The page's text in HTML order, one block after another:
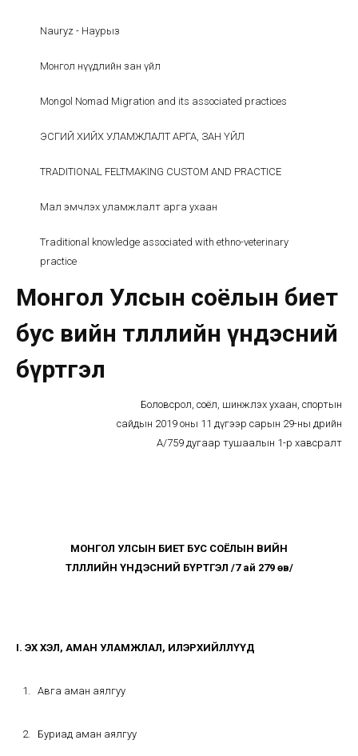
Nauryz - Наурыз
Монгол нүүдлийн зан үйл
Mongol Nomad Migration and its associated practices
ЭСГИЙ ХИЙХ УЛАМЖЛАЛТ АРГА, ЗАН ҮЙЛ
TRADITIONAL FELTMAKING CUSTOM AND PRACTICE
Мал эмчлэх уламжлалт арга ухаан
Traditional knowledge associated with ethno-veterinary
practice
Монгол Улсын соёлын биет
бус өвийн төлөөллийн үндэсний
бүртгэл
Боловсрол, соёл, шинжлэх ухаан, спортын
сайдын 2019 оны 11 дүгээр сарын 29-ны өдрийн
А/759 дугаар тушаалын 1-р хавсралт
МОНГОЛ УЛСЫН БИЕТ БУС СОЁЛЫН ӨВИЙН
ТӨЛӨӨЛЛИЙН ҮНДЭСНИЙ БҮРТГЭЛ /7 ай 279 өв/
I. ЭХ ХЭЛ, АМАН УЛАМЖЛАЛ, ИЛЭРХИЙЛЛҮҮД
Авга аман аялгуу
Буриад аман аялгуу